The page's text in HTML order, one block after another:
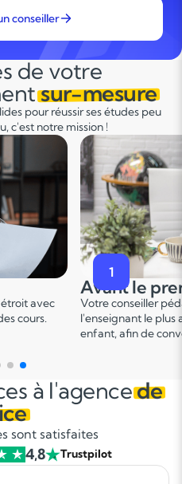
conseiller
de votre
sur-mesure
pour réussir ses études peu
c'est notre mission !
avec
votre
2
Pendant le
Ce 1er cours permet
points forts et de
sur le programme.
à l'agencede
sont satisfaites
4,8 Trustpilot